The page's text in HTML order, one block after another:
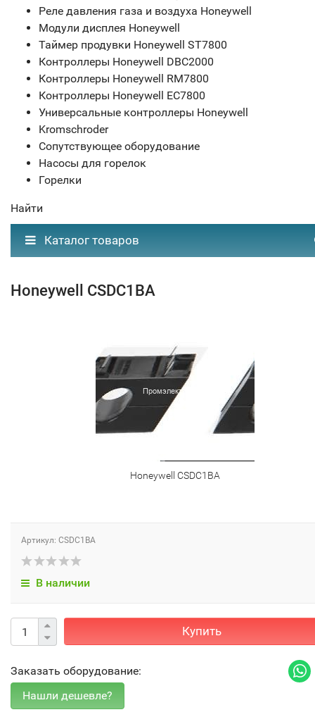
Реле давления газа и воздуха Honeywell
Модули дисплея Honeywell
Таймер продувки Honeywell ST7800
Контроллеры Honeywell DBC2000
Контроллеры Honeywell RM7800
Контроллеры Honeywell EC7800
Универсальные контроллеры Honeywell
Kromschroder
Сопутствующее оборудование
Насосы для горелок
Горелки
Найти
Каталог товаров
Honeywell CSDC1BA
Honeywell CSDC1BA
Артикул: CSDC1BA
В наличии
Купить
Заказать оборудование: